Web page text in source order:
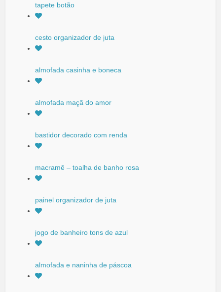
tapete botão
cesto organizador de juta
almofada casinha e boneca
almofada maçã do amor
bastidor decorado com renda
macramê – toalha de banho rosa
painel organizador de juta
jogo de banheiro tons de azul
almofada e naninha de páscoa